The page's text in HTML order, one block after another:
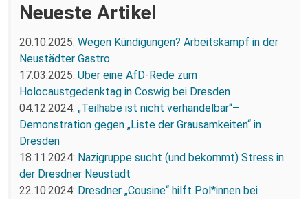
Neueste Artikel
20.10.2025: Wegen Kündigungen? Arbeitskampf in der
Neustädter Gastro
17.03.2025: Über eine AfD-Rede zum
Holocaustgedenktag in Coswig bei Dresden
04.12.2024: „Teilhabe ist nicht verhandelbar“–
Demonstration gegen „Liste der Grausamkeiten“ in
Dresden
18.11.2024: Nazigruppe sucht (und bekommt) Stress in
der Dresdner Neustadt
22.10.2024: Dresdner „Cousine“ hilft Pol*innen bei